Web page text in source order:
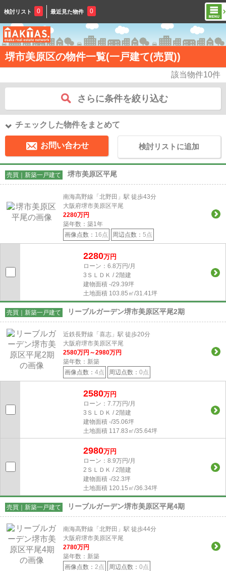
検討リスト 0 最近見た物件 0
堺市美原区の物件一覧(一戸建て(売買))
該当物件10件
さらに条件を絞り込む
チェックした物件をまとめて
お問い合わせ 検討リストに追加
売買｜新築一戸建て 堺市美原区平尾
南海高野線「北野田」駅 徒歩43分
大阪府堺市美原区平尾
2280万円
築年数：築1年
画像点数： 16点 周辺点数： 5点
2280万円
ローン：6.8万円/月
3ＳＬＤＫ / 2階建
建物面積 -/29.39坪
土地面積 103.85㎡/31.41坪
売買｜新築一戸建て リーブルガーデン堺市美原区平尾2期
近鉄長野線「喜志」駅 徒歩20分
大阪府堺市美原区平尾
2580万円～2980万円
築年数：新築
画像点数： 4点 周辺点数： 0点
2580万円
ローン：7.7万円/月
3ＳＬＤＫ / 2階建
建物面積 -/35.06坪
土地面積 117.83㎡/35.64坪
2980万円
ローン：8.9万円/月
2ＳＬＤＫ / 2階建
建物面積 -/32.3坪
土地面積 120.15㎡/36.34坪
売買｜新築一戸建て リーブルガーデン堺市美原区平尾4期
南海高野線「北野田」駅 徒歩44分
大阪府堺市美原区平尾
2780万円
築年数：新築
画像点数： 2点 周辺点数： 0点